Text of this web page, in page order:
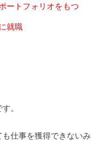
ートフォリオをもつ
就職
。
仕事を獲得できないみ